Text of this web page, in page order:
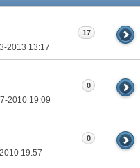
2013 13:17
17
2010 19:09
0
19:57
0